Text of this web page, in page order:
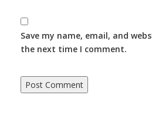
Save my name, email, and
the next time I comment.